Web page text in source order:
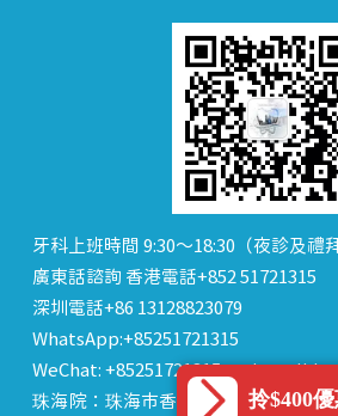
牙科上班時間 9:30～18:30（夜診及禮
廣東話諮詢 香港電話+852 51721315
深圳電話+86 13128823079
WhatsApp:+85251721315
WeChat: +85251721315 or dentalhk
珠海院：珠海市香洲區 拱北中建商業
拎$400